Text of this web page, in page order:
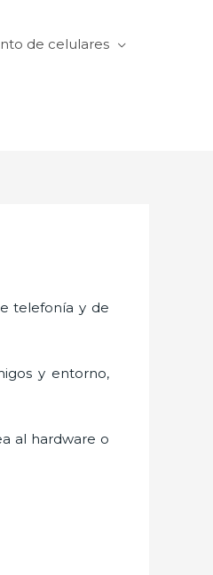
de celulares
telefonía y de
y entorno,
al hardware o